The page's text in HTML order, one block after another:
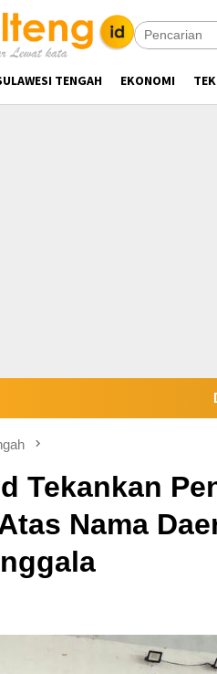
TENGAH EKONOMI
Dinas ESDM
Tekankan
Nama